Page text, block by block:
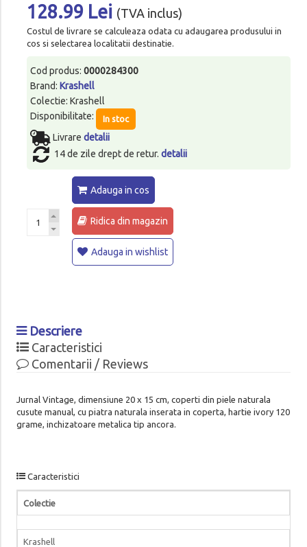
128.99 Lei (TVA inclus)
Costul de livrare se calculeaza odata cu adaugarea produsului in
cos si selectarea localitatii destinatie.
Cod produs: 0000284300
Brand: Krashell
Colectie: Krashell
Disponibilitate:
In stoc
Livrare detalii
14 de zile drept de retur. detalii
Adauga in cos
Ridica din magazin
Adauga in wishlist
Descriere
Caracteristici
Comentarii / Reviews
Jurnal Vintage, dimensiune 20 x 15 cm, coperti din piele naturala
cusute manual, cu piatra naturala inserata in coperta, hartie ivory 120
grame, inchizatoare metalica tip ancora.
Caracteristici
Colectie
Krashell